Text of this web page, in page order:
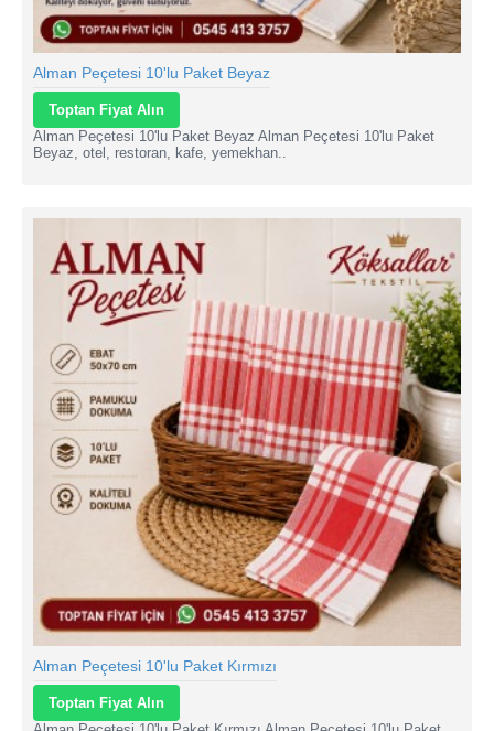
Alman Peçetesi 10'lu Paket Beyaz
Toptan Fiyat Alın
Alman Peçetesi 10'lu Paket Beyaz Alman Peçetesi 10'lu Paket
Beyaz, otel, restoran, kafe, yemekhan..
Alman Peçetesi 10'lu Paket Kırmızı
Toptan Fiyat Alın